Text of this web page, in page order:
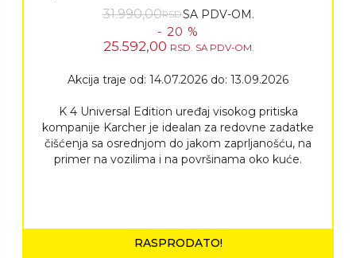
31.990,00RSD.SA PDV-OM.
- 20 %
25.592,00 RSD. SA PDV-OM.
Akcija traje od: 14.07.2026 do: 13.09.2026
K 4 Universal Edition uređaj visokog pritiska
kompanije Karcher je idealan za redovne zadatke
čišćenja sa osrednjom do jakom zaprljanošću, na
primer na vozilima i na površinama oko kuće.
RASPRODATO!